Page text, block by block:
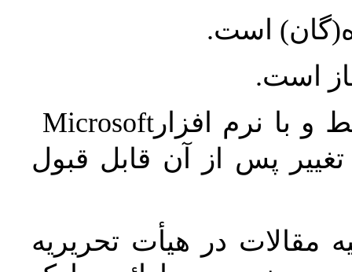
است.
است.
و با نرم افزارMicrosoft
پس از آن قابل قبول
مقالات در هیأت تحریریه